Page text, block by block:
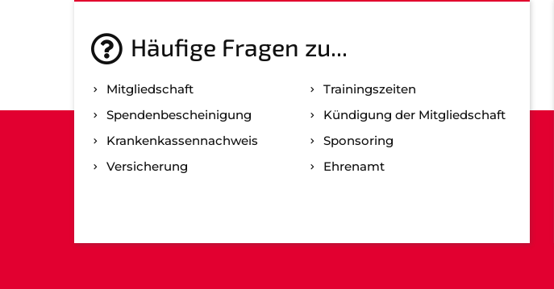
Häufige Fragen zu...
Mitgliedschaft
Spenden­bescheinigung
Kranken­kassen­nachweis
Versicherung
Trainingszeiten
Kündigung der Mitgliedschaft
Sponsoring
Ehrenamt